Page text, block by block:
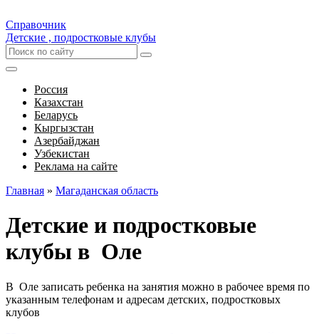
Справочник
Детские , подростковые клубы
Россия
Казахстан
Беларусь
Кыргызстан
Азербайджан
Узбекистан
Реклама на сайте
Главная » Магаданская область
Детские и подростковые
клубы в Оле
В Оле записать ребенка на занятия можно в рабочее время по
указанным телефонам и адресам детских, подростковых
клубов